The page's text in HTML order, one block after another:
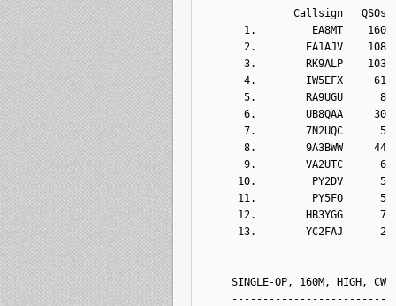
Callsign   QSOs  Points
1.         EA8MT    160
2.        EA1AJV    108
3.        RK9ALP    103
4.        IW5EFX     61
5.        RA9UGU      8
6.        UB8QAA     30
7.        7N2UQC      5
8.        9A3BWW     44
9.        VA2UTC      6
10.         PY2DV      5
11.         PY5FO      5
12.        HB3YGG      7
13.        YC2FAJ      2
SINGLE-OP, 160M, HIGH, CW
-------------------------